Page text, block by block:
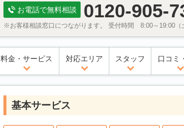
お電話で無料相談 0120-905-
※お客様相談窓口につながります。 受付時間 8:00～19:00（
料金・サービス 対応エリア スタッフ 口コミ
基本サービス